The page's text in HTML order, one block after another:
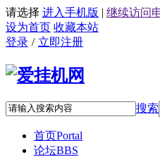
请选择 进入手机版 | 继续访问
设为首页 收藏本站
登录 / 立即注册
搜索
首页Portal
论坛BBS